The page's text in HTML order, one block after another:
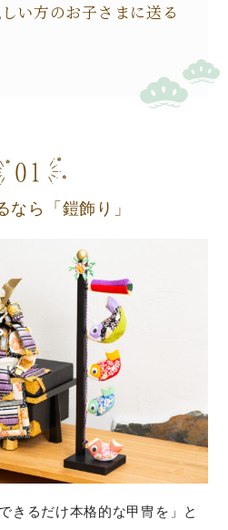
い方のお子さまに送る
なら「鎧飾り」
きるだけ本格的な甲冑を」と